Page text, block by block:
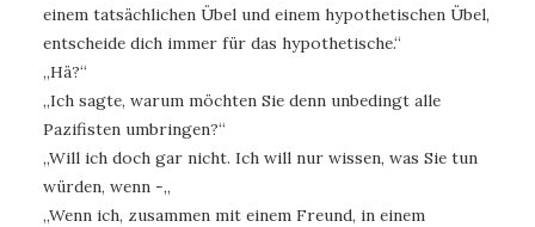
einem tatsächlichen Übel und einem hypothetischen Übel,
entscheide dich immer für das hypothetische.“
„Hä?“
„Ich sagte, warum möchten Sie denn unbedingt alle
Pazifisten umbringen?“
„Will ich doch gar nicht. Ich will nur wissen, was Sie tun
würden, wenn -„
„Wenn ich, zusammen mit einem Freund, in einem